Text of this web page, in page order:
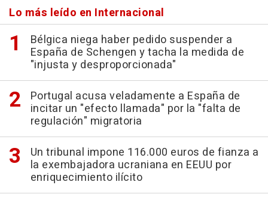
Lo más leído en Internacional
Bélgica niega haber pedido suspender a
España de Schengen y tacha la medida de
"injusta y desproporcionada"
Portugal acusa veladamente a España de
incitar un "efecto llamada" por la "falta de
regulación" migratoria
Un tribunal impone 116.000 euros de fianza a
la exembajadora ucraniana en EEUU por
enriquecimiento ilícito